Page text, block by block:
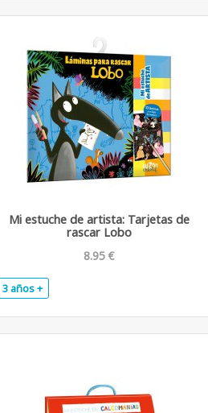
Mi estuche de artista: Tarjetas de
rascar Lobo
8.95 €
3 años +